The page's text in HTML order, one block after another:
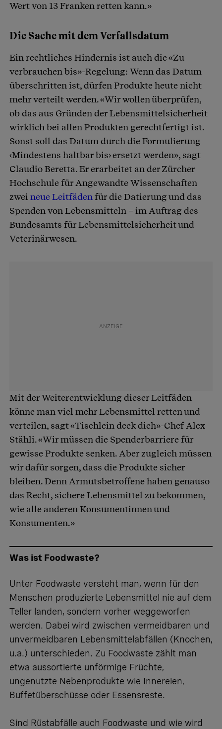
Wert von 13 Franken retten kann.»
Die Sache mit dem Verfallsdatum
Ein rechtliches Hindernis ist auch die «Zu
verbrauchen bis»-Regelung: Wenn das Datum
überschritten ist, dürfen Produkte heute nicht
mehr verteilt werden. «Wir wollen überprüfen,
ob das aus Gründen der Lebensmittelsicherheit
wirklich bei allen Produkten gerechtfertigt ist.
Sonst soll das Datum durch die Formulierung
‹Mindestens haltbar bis› ersetzt werden», sagt
Claudio Beretta. Er erarbeitet an der Zürcher
Hochschule für Angewandte Wissenschaften
zwei neue Leitfädenfür die Datierung und das
Spenden von Lebensmitteln – im Auftrag des
Bundesamts für Lebensmittelsicherheit und
Veterinärwesen.
Mit der Weiterentwicklung dieser Leitfäden
könne man viel mehr Lebensmittel retten und
verteilen, sagt «Tischlein deck dich»-Chef Alex
Stähli. «Wir müssen die Spenderbarriere für
gewisse Produkte senken. Aber zugleich müssen
wir dafür sorgen, dass die Produkte sicher
bleiben. Denn Armutsbetroffene haben genauso
das Recht, sichere Lebensmittel zu bekommen,
wie alle anderen Konsumentinnen und
Konsumenten.»
Was ist Foodwaste?
Unter Foodwaste versteht man, wenn für den
Menschen produzierte Lebensmittel nie auf dem
Teller landen, sondern vorher weggeworfen
werden. Dabei wird zwischen vermeidbaren und
unvermeidbaren Lebensmittelabfällen (Knochen,
u.a.) unterschieden. Zu Foodwaste zählt man
etwa aussortierte unförmige Früchte,
ungenutzte Nebenprodukte wie Innereien,
Buffetüberschüsse oder Essensreste.
Sind Rüstabfälle auch Foodwaste und wie wird